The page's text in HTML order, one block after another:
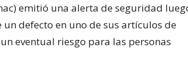
emitió una alerta de seguridad
defecto en uno de sus artículos de
eventual riesgo para las personas